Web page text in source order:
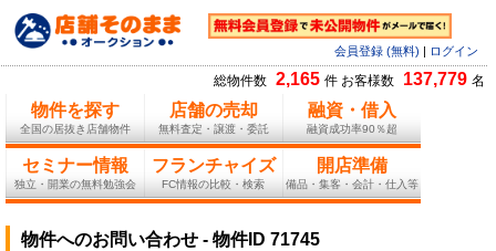
会員登録 (無料) ログイン
総物件数 2,165 件 お客様数 137,779 名
物件を探す
全国の居抜き店舗物件
店舗の売却
無料査定・譲渡・委託
融資・借入
融資成功率90％超
セミナー情報
独立・開業の無料勉強会
フランチャイズ
FC情報の比較・検索
開店準備
備品・集客・会計・仕入等
物件へのお問い合わせ - 物件ID 71745